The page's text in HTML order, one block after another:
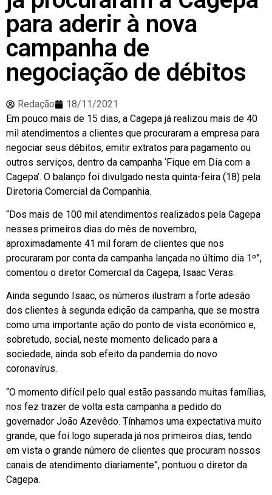
para aderir à nova
campanha de
negociação de débitos
Redação
18/11/2021
Em pouco mais de 15 dias, a Cagepa já realizou mais de 40
mil atendimentos a clientes que procuraram a empresa para
negociar seus débitos, emitir extratos para pagamento ou
outros serviços, dentro da campanha ‘Fique em Dia com a
Cagepa’. O balanço foi divulgado nesta quinta-feira (18) pela
Diretoria Comercial da Companhia.
“Dos mais de 100 mil atendimentos realizados pela Cagepa
nesses primeiros dias do mês de novembro,
aproximadamente 41 mil foram de clientes que nos
procuraram por conta da campanha lançada no último dia 1º”,
comentou o diretor Comercial da Cagepa, Isaac Veras.
Ainda segundo Isaac, os números ilustram a forte adesão
dos clientes à segunda edição da campanha, que se mostra
como uma importante ação do ponto de vista econômico e,
sobretudo, social, neste momento delicado para a
sociedade, ainda sob efeito da pandemia do novo
coronavírus.
“O momento difícil pelo qual estão passando muitas famílias,
nos fez trazer de volta esta campanha a pedido do
governador João Azevêdo. Tínhamos uma expectativa muito
grande, que foi logo superada já nos primeiros dias, tendo
em vista o grande número de clientes que procuram nossos
canais de atendimento diariamente”, pontuou o diretor da
Cagepa.